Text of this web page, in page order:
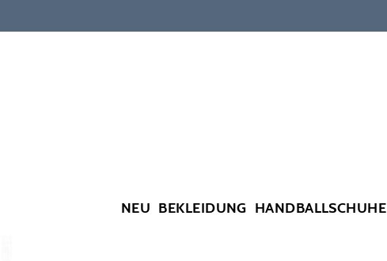
NEU BEKLEIDUNG HANDBALLSCHUHE